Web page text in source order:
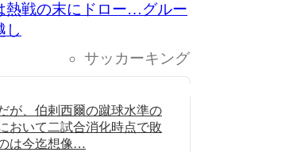
熱戦の末にドロー…グルー
し
サッカーキング
が、伯剌西爾の蹴球水準の
おいて二試合消化時点で敗
は今迄想像…